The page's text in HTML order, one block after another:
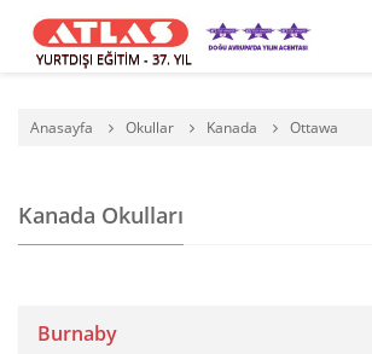
YURTDIŞI EĞİTİM - 37. YIL
Anasayfa Okullar Kanada Ottawa
Kanada Okulları
Burnaby